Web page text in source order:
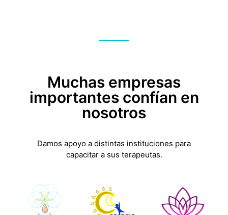
Muchas empresas
importantes confían en
nosotros
Damos apoyo a distintas instituciones para
capacitar a sus terapeutas.